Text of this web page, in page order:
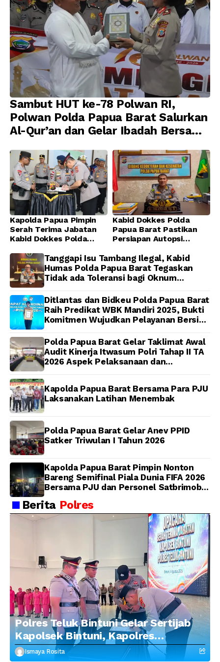
Sambut HUT ke-78 Polwan RI,
Polwan Polda Papua Barat Salurkan
Al-Qur’an dan Gelar Ibadah Bersama
Kapolda Papua Pimpin
Serah Terima Jabatan
Kabid Dokkes Polda
Kabid Dokkes Polda
Papua Barat Pastikan
Persiapan Autopsi
Papua Barat Yanto
Idorway Telah Matang,
Pelaksanaan
Dijadwalkan Kamis
Tanggapi Isu Tambang Ilegal, Kabid
Humas Polda Papua Barat Tegaskan
Tidak ada Toleransi bagi Oknum
Ditlantas dan Bidkeu Polda Papua Barat
Raih Predikat WBK Mandiri 2025, Bukti
Komitmen Wujudkan Pelayanan Bersih
Polda Papua Barat Gelar Taklimat Awal
Audit Kinerja Itwasum Polri Tahap II TA
2026 Aspek Pelaksanaan dan
Kapolda Papua Barat Bersama Para PJU
Laksanakan Latihan Menembak
Polda Papua Barat Gelar Anev PPID
Satker Triwulan I Tahun 2026
Kapolda Papua Barat Pimpin Nonton
Bareng Semifinal Piala Dunia FIFA 2026
Bersama PJU dan Personel Satbrimob
Berita Polres
Polres Teluk Bintuni Gelar Sertijab
Kapolsek Bintuni, Kapolres
Tekankan Profesionalisme dan
Ismaya Rosita